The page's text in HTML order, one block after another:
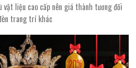
vật liệu cao cấp nên giá thành tương đối
trang trí khác